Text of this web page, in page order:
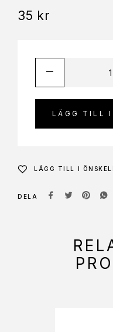
35 kr
LÄGG TILL I
LÄGG TILL I
DELA